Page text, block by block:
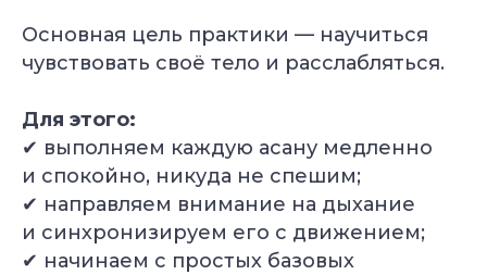
Основная цель практики — научиться
чувствовать своё тело и расслабляться.
Для этого:
✔ выполняем каждую асану медленно
и спокойно, никуда не спешим;
✔ направляем внимание на дыхание
и синхронизируем его с движением;
✔ начинаем с простых базовых